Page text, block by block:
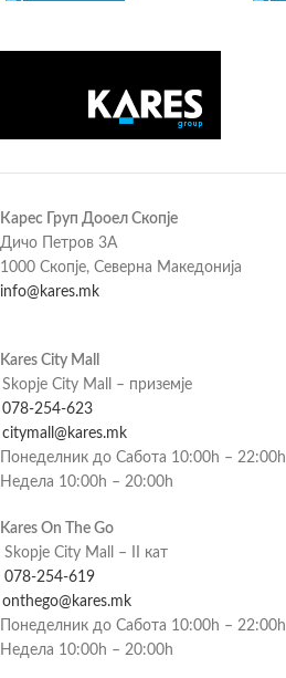
Карес Груп Дооел Скопје
Дичо Петров 3А
1000 Скопје, Северна Македонија
info@kares.mk
Kares City Mall
Skopje City Mall – приземје
078-254-623
citymall@kares.mk
Понеделник до Сабота 10:00h – 22:00h
Недела 10:00h – 20:00h
Kares On The Go
Skopje City Mall – II кат
078-254-619
onthego@kares.mk
Понеделник до Сабота 10:00h – 22:00h
Недела 10:00h – 20:00h